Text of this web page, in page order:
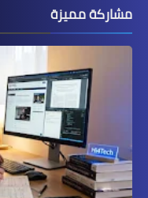
مشاركة مميزة